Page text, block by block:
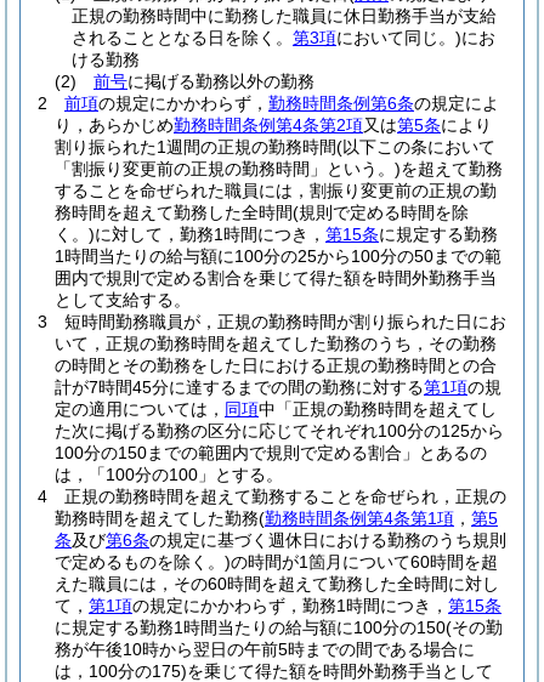
正規の勤務時間中に勤務した職員に休日勤務手当が支給
されることとなる日を除く。 第3項において同じ。)にお
ける勤務
(2)
前号に掲げる勤務以外の勤務
2
前項の規定にかかわらず， 勤務時間条例第6条の規定によ
り，あらかじめ勤務時間条例第4条第2項又は第5条により
割り振られた1週間の正規の勤務時間(以下この条において
「割振り変更前の正規の勤務時間」という。)を超えて勤務
することを命ぜられた職員には，割振り変更前の正規の勤
務時間を超えて勤務した全時間(規則で定める時間を除
く。)に対して，勤務1時間につき， 第15条に規定する勤務
1時間当たりの給与額に100分の25から100分の50までの範
囲内で規則で定める割合を乗じて得た額を時間外勤務手当
として支給する。
3
短時間勤務職員が，正規の勤務時間が割り振られた日にお
いて，正規の勤務時間を超えてした勤務のうち，その勤務
の時間とその勤務をした日における正規の勤務時間との合
計が7時間45分に達するまでの間の勤務に対する第1項の規
定の適用については， 同項中「正規の勤務時間を超えてし
た次に掲げる勤務の区分に応じてそれぞれ100分の125から
100分の150までの範囲内で規則で定める割合」とあるの
は，「100分の100」とする。
4
正規の勤務時間を超えて勤務することを命ぜられ，正規の
勤務時間を超えてした勤務(勤務時間条例第4条第1項 ， 第5
条及び第6条の規定に基づく週休日における勤務のうち規則
で定めるものを除く。)の時間が1箇月について60時間を超
えた職員には，その60時間を超えて勤務した全時間に対し
て， 第1項の規定にかかわらず，勤務1時間につき， 第15条
に規定する勤務1時間当たりの給与額に100分の150(その勤
務が午後10時から翌日の午前5時までの間である場合に
は，100分の175)を乗じて得た額を時間外勤務手当として